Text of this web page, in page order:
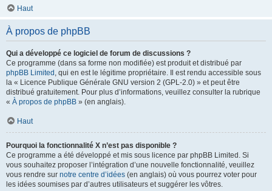
Haut
À propos de phpBB
Qui a développé ce logiciel de forum de discussions ?
Ce programme (dans sa forme non modifiée) est produit et distribué par
phpBB Limited , qui en est le légitime propriétaire. Il est rendu accessible sous
la « Licence Publique Générale GNU version 2 (GPL-2.0) » et peut être
distribué gratuitement. Pour plus d’informations, veuillez consulter la rubrique
« À propos de phpBB » (en anglais).
Haut
Pourquoi la fonctionnalité X n’est pas disponible ?
Ce programme a été développé et mis sous licence par phpBB Limited. Si
vous souhaitez proposer l’intégration d’une nouvelle fonctionnalité, veuillez
vous rendre sur notre centre d’idées (en anglais) où vous pourrez voter pour
les idées soumises par d’autres utilisateurs et suggérer les vôtres.